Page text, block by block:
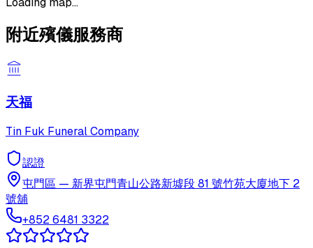
附近殯儀服務商
天福
Tin Fuk Funeral Company
認證
屯門區 — 新界屯門青山公路新墟段 81 號竹苑大廈地下 2
號舖
+852 6481 3322